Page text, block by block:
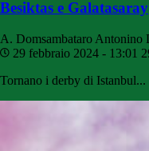
Besiktas e Galatasaray
A. Domsambataro Antonino
29 febbraio 2024 - 13:01
Tornano i derby di Istanbul...